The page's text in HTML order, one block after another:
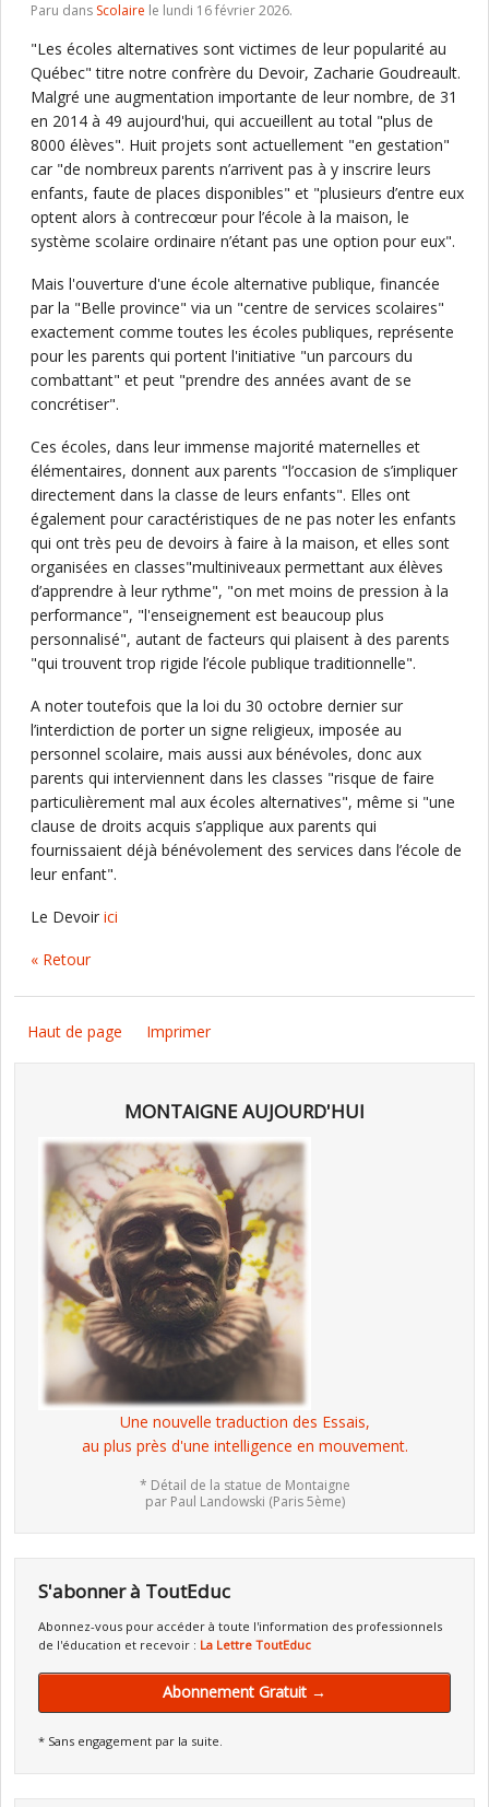
Paru dans Scolaire le lundi 16 février 2026.
"Les écoles alternatives sont victimes de leur popularité au
Québec" titre notre confrère du Devoir, Zacharie Goudreault.
Malgré une augmentation importante de leur nombre, de 31
en 2014 à 49 aujourd'hui, qui accueillent au total "plus de
8000 élèves". Huit projets sont actuellement "en gestation"
car "de nombreux parents n’arrivent pas à y inscrire leurs
enfants, faute de places disponibles" et "plusieurs d’entre eux
optent alors à contrecœur pour l’école à la maison, le
système scolaire ordinaire n’étant pas une option pour eux".
Mais l'ouverture d'une école alternative publique, financée
par la "Belle province" via un "centre de services scolaires"
exactement comme toutes les écoles publiques, représente
pour les parents qui portent l'initiative "un parcours du
combattant" et peut "prendre des années avant de se
concrétiser".
Ces écoles, dans leur immense majorité maternelles et
élémentaires, donnent aux parents "l’occasion de s’impliquer
directement dans la classe de leurs enfants". Elles ont
également pour caractéristiques de ne pas noter les enfants
qui ont très peu de devoirs à faire à la maison, et elles sont
organisées en classes"multiniveaux permettant aux élèves
d’apprendre à leur rythme", "on met moins de pression à la
performance", "l'enseignement est beaucoup plus
personnalisé", autant de facteurs qui plaisent à des parents
"qui trouvent trop rigide l’école publique traditionnelle".
A noter toutefois que la loi du 30 octobre dernier sur
l’interdiction de porter un signe religieux, imposée au
personnel scolaire, mais aussi aux bénévoles, donc aux
parents qui interviennent dans les classes "risque de faire
particulièrement mal aux écoles alternatives", même si "une
clause de droits acquis s’applique aux parents qui
fournissaient déjà bénévolement des services dans l’école de
leur enfant".
Le Devoir ici
« Retour
Haut de page Imprimer
MONTAIGNE AUJOURD'HUI
Une nouvelle traduction des Essais,
au plus près d'une intelligence en mouvement.
* Détail de la statue de Montaigne
par Paul Landowski (Paris 5ème)
S'abonner à ToutEduc
Abonnez-vous pour accéder à toute l'information des professionnels
de l'éducation et recevoir : La Lettre ToutEduc
Abonnement Gratuit →
* Sans engagement par la suite.